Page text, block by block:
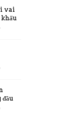
vai
đầu